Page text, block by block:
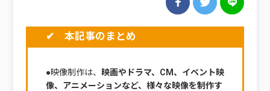
✔ 本記事のまとめ
●映像制作は、
映画やドラマ、CM、イベント映
像、アニメーションなど、様々な映像を制作す